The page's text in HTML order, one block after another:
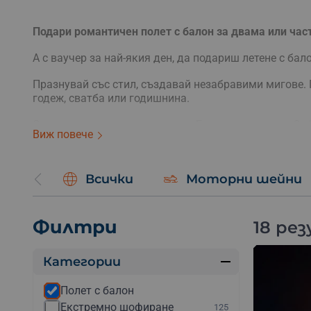
Подари романтичен полет с балон за двама или
А с ваучер за най-якия ден, да подариш летене с
Празнувай със стил, създавай незабравими
годеж, сватба или годишнина.
Планина, Сопот, Шуменското Плато, Искърско
Видове полет с
Панорамно издигане с балон
Издигането се прави на живописни места, като
топловъздушните балони и да се насладят на
Групов полет с балон
Полетът се комбинира с други участници. При този
Виж повече
Всички Моторни шейни
Филтри
Категории
Полет с балон
Екстремно шофиране
125
18